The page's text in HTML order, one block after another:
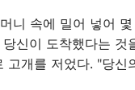
니 속에 밀어 넣어
신이 도착했다는
개를 저었다. "당